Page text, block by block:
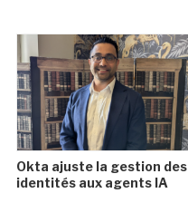
Okta ajuste la gestion des
identités aux agents IA